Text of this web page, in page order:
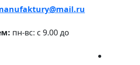
пн-вс: с 9.00 до